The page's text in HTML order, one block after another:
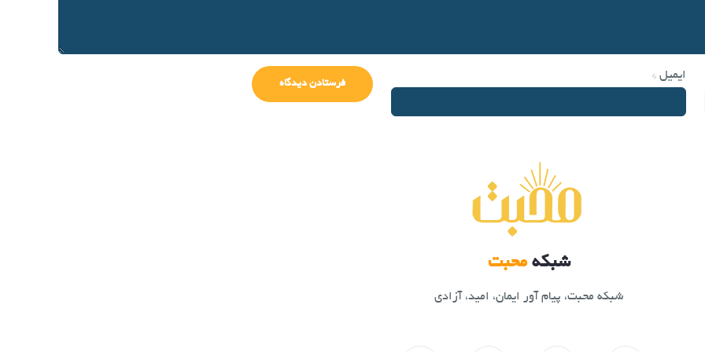
ایمیل*
شبکهمحبت
شبکه محبت، پیام آور ایمان، امید، آزادی